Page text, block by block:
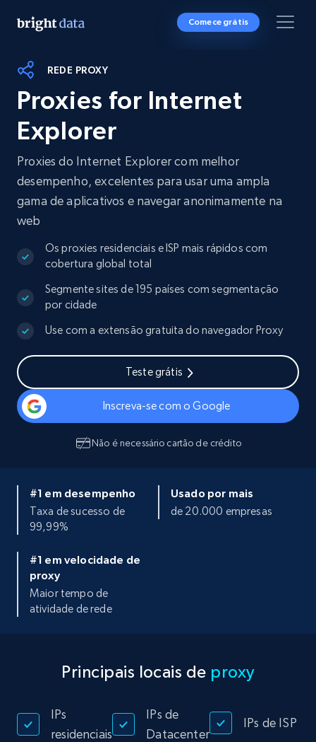
Comece grátis
REDE PROXY
Proxies for Internet
Explorer
Proxies do Internet Explorer com melhor
desempenho, excelentes para usar uma ampla
gama de aplicativos e navegar anonimamente na
web
Os proxies residenciais e ISP mais rápidos com
cobertura global total
Segmente sites de 195 países com segmentação
por cidade
Use com a extensão gratuita do navegador Proxy
Teste grátis
Inscreva-se com o Google
Não é necessário cartão de crédito
#1 em desempenho
Taxa de sucesso de
99,99%
Usado por mais
de 20.000 empresas
#1 em velocidade de
proxy
Maior tempo de
atividade de rede
Principais locais de proxy
IPs
residenciais
IPs de
Datacenter
IPs de ISP